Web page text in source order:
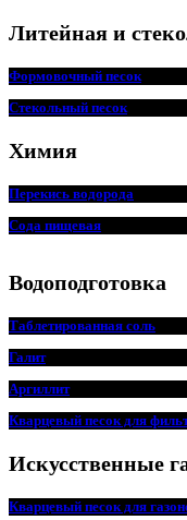
Литейная и
Формовочный песок
Стекольный песок
Химия
Перекись водорода
Сода пищевая
Водоподготовка
Таблетированная соль
Галит
Аргиллит
Кварцевый песок для
Искусственные
Кварцевый песок для г